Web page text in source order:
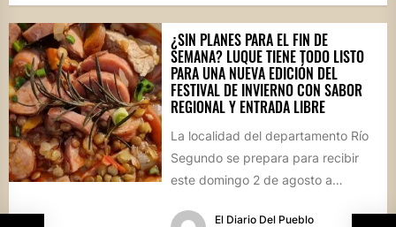
¿SIN PLANES PARA EL FIN DE
SEMANA? LUQUE TIENE TODO LISTO
PARA UNA NUEVA EDICIÓN DEL
FESTIVAL DE INVIERNO CON SABOR
REGIONAL Y ENTRADA LIBRE
La localidad del departamento Río
Segundo se prepara para recibir
este domingo 2 de agosto a
El Diario Del Pueblo